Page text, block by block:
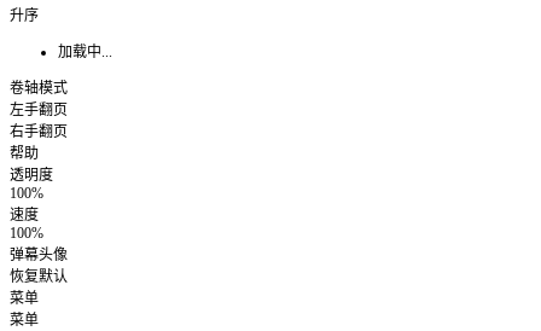
升序
加载中...
卷轴模式
左手翻页
右手翻页
帮助
透明度
100%
速度
100%
弹幕头像
恢复默认
菜单
菜单